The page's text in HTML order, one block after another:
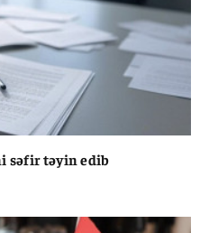
səfir təyin edib